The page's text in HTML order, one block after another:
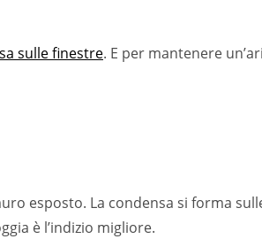
sulle finestre. E per mantenere
esposto. La condensa si forma
è l’indizio migliore.